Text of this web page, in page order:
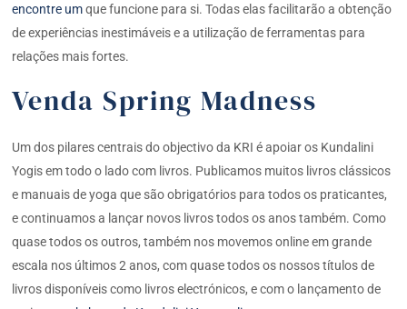
encontre umque funcione para si. Todas elas facilitarão a obtenção
de experiências inestimáveis e a utilização de ferramentas para
relações mais fortes.
Venda Spring Madness
Um dos pilares centrais do objectivo da KRI é apoiar os Kundalini
Yogis em todo o lado com livros. Publicamos muitos livros clássicos
e manuais de yoga que são obrigatórios para todos os praticantes,
e continuamos a lançar novos livros todos os anos também. Como
quase todos os outros, também nos movemos online em grande
escala nos últimos 2 anos, com quase todos os nossos títulos de
livros disponíveis como livros electrónicos, e com o lançamento de